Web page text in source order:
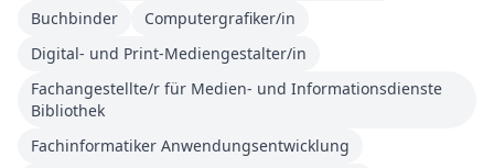
Buchbinder
Computergrafiker/in
Digital- und Print-Mediengestalter/in
Fachangestellte/r für Medien- und Informationsdienste
Bibliothek
Fachinformatiker Anwendungsentwicklung